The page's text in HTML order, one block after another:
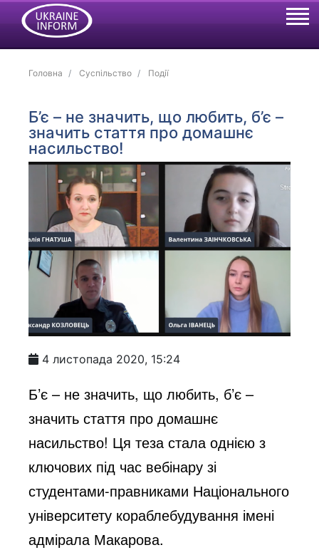
Головна Суспільство Події
Б’є – не значить, що любить, б’є –
значить стаття про домашнє
насильство!
4 листопада 2020, 15:24
Б’є – не значить, що любить, б’є –
значить стаття про домашнє
насильство! Ця теза стала однією з
ключових під час вебінару зі
студентами-правниками Національного
університету кораблебудування імені
адмірала Макарова.